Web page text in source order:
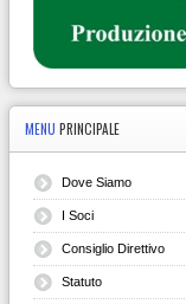
MENU PRINCIPALE
Dove Siamo
I Soci
Consiglio Direttivo
Statuto